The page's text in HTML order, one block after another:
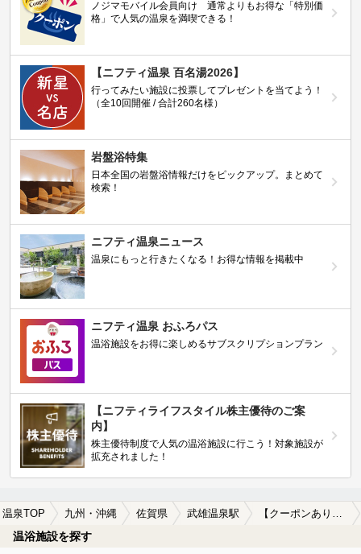
ノジマモバイル会員向け 通常よりもお得な「特別価
格」で人気の温泉を満喫できる！
【ニフティ温泉 百名湯2026】
行ってみたい施設に投票してプレゼントを当てよう！
（全10回開催 / 合計260名様）
岩盤浴特集
日本全国の岩盤浴情報だけをピックアップ。まとめて
検索！
ニフティ温泉ニュース
温泉にもっと行きたくなる！お得な情報を掲載中
ニフティ温泉 おふろパス
温浴施設をお得に楽しめるサブスクリプションプラン
【ニフティライフスタイル株主優待のご案
内】
株主優待制度で人気の温浴施設に行こう！対象施設が
拡充されました！
温泉TOP 九州・沖縄 佐賀県 武雄温泉駅 【クーポンあり】マッサージ、エステがある武雄温泉駅近くの温泉、日帰り温泉、スーパー銭湯おすすめ
温浴施設を探す